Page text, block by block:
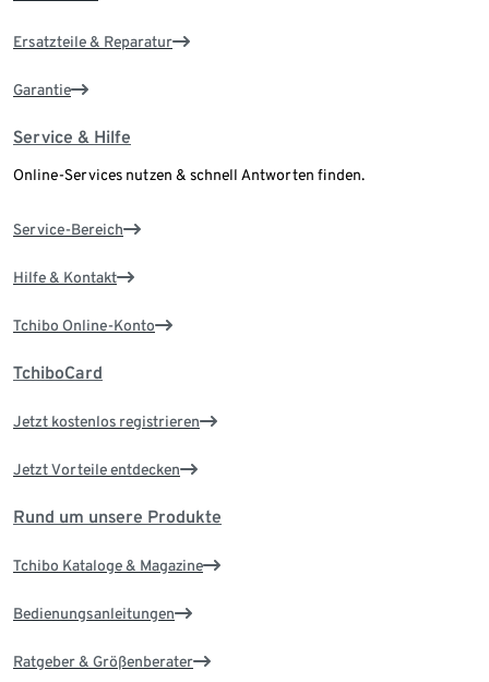
Ersatzteile & Reparatur
Garantie
Service & Hilfe
Online-Services nutzen & schnell Antworten finden.
Service-Bereich
Hilfe & Kontakt
Tchibo Online-Konto
TchiboCard
Jetzt kostenlos registrieren
Jetzt Vorteile entdecken
Rund um unsere Produkte
Tchibo Kataloge & Magazine
Bedienungsanleitungen
Ratgeber & Größenberater